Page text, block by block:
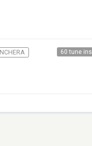
60 tune ins